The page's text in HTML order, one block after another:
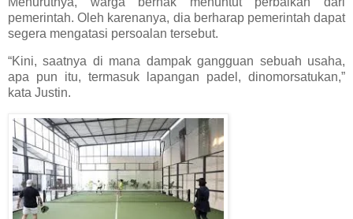
pemerintah. Oleh karenanya, dia berharap pemerintah dapat
segera mengatasi persoalan tersebut.
“Kini, saatnya di mana dampak gangguan sebuah usaha,
apa pun itu, termasuk lapangan padel, dinomorsatukan,”
kata Justin.